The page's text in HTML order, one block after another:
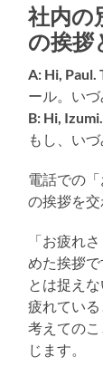
社内の
の挨拶
A: Hi, Paul.
ール。いづ
B: Hi,
もし、い
電話での
の挨拶を交
「お疲れ
めた挨拶
とは捉え
疲れてい
考えての
じます。